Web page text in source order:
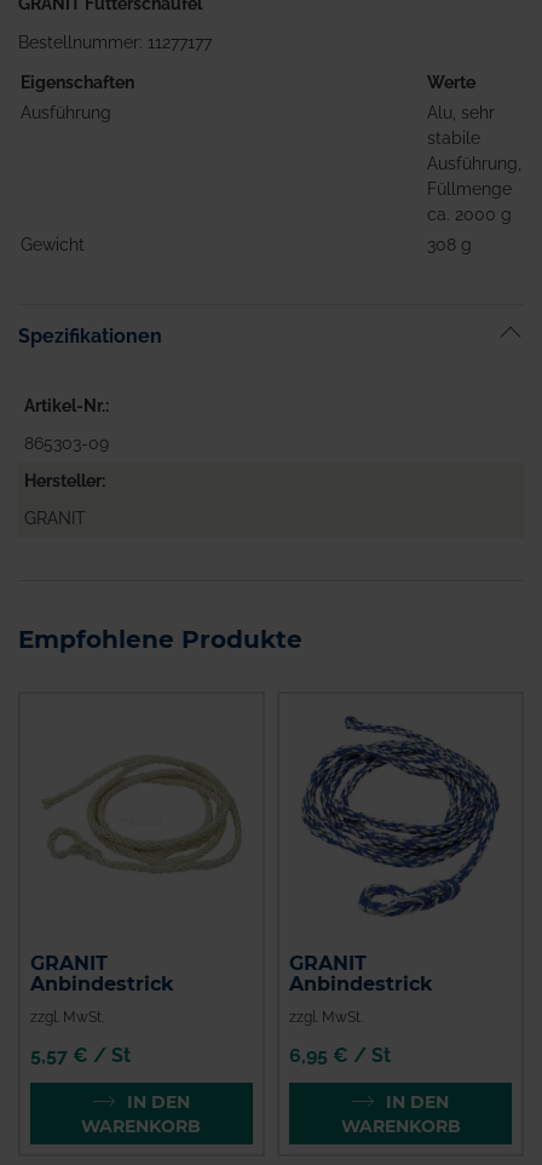
GRANIT Futterschaufel
Bestellnummer: 11277177
Eigenschaften
Werte
Ausführung
Alu, sehr
stabile
Ausführung,
Füllmenge
ca. 2000 g
Gewicht
308 g
Spezifikationen
Artikel-Nr.
865303-09
Hersteller
GRANIT
Empfohlene Produkte
GRANIT
Anbindestrick
zzgl. MwSt.
5,57 € / St
IN DEN
WARENKORB
GRANIT
Anbindestrick
zzgl. MwSt.
6,95 € / St
IN DEN
WARENKORB